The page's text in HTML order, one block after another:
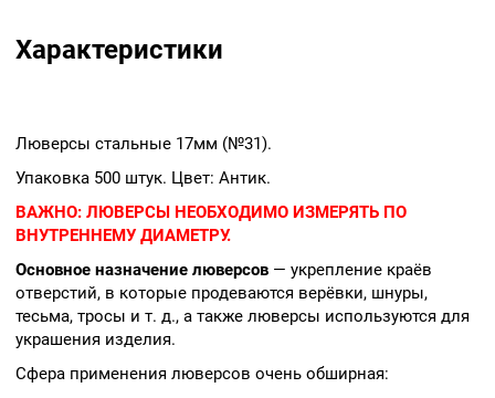
Характеристики
Люверсы стальные 17мм (№31).
Упаковка 500 штук. Цвет: Антик.
ВАЖНО: ЛЮВЕРСЫ НЕОБХОДИМО ИЗМЕРЯТЬ ПО
ВНУТРЕННЕМУ ДИАМЕТРУ.
Основное назначение люверсов — укрепление краёв
отверстий, в которые продеваются верёвки, шнуры,
тесьма, тросы и т. д., а также люверсы используются для
украшения изделия.
Сфера применения люверсов очень обширная: